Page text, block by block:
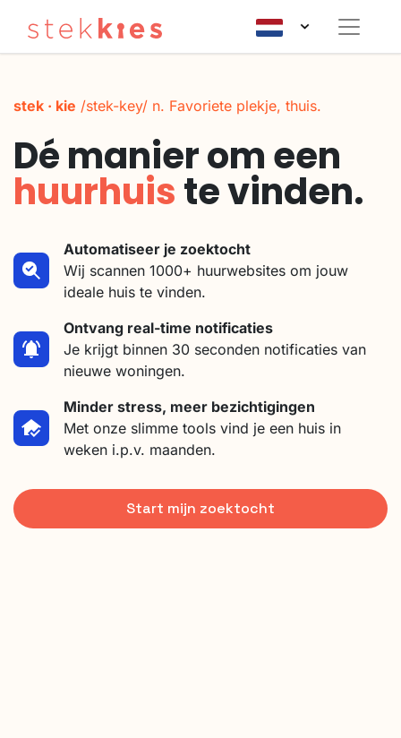
stek · kie /stek-key/ n. Favoriete plekje, thuis.
Dé manier om een
huurhuiste vinden.
Automatiseer je zoektocht
Wij scannen 1000+ huurwebsites om jouw
ideale huis te vinden.
Ontvang real-time notificaties
Je krijgt binnen 30 seconden notificaties van
nieuwe woningen.
Minder stress, meer bezichtigingen
Met onze slimme tools vind je een huis in
weken i.p.v. maanden.
Start mijn zoektocht